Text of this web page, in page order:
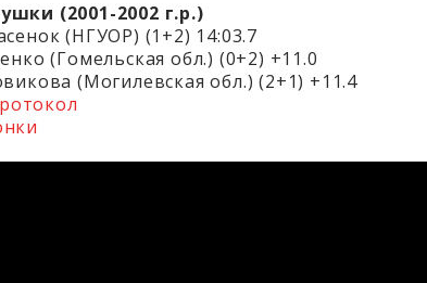
(2001-2002 г.р.)
(НГУОР) (1+2) 14:03.7
(Гомельская обл.) (0+2) +11.0
(Могилевская обл.) (2+1) +11.4